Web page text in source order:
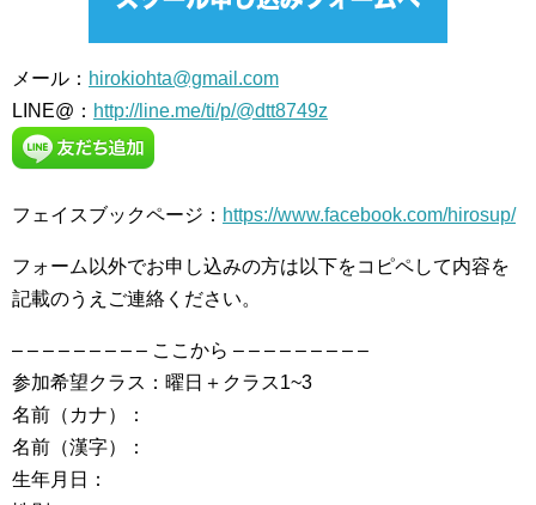
メール： hirokiohta@gmail.com
LINE@： http://line.me/ti/p/@dtt8749z
フェイスブックページ： https://www.facebook.com/hirosup/
フォーム以外でお申し込みの方は以下をコピペして内容を
記載のうえご連絡ください。
– – – – – – – – – ここから – – – – – – – – –
参加希望クラス：曜日＋クラス1~3
名前（カナ）：
名前（漢字）：
生年月日：